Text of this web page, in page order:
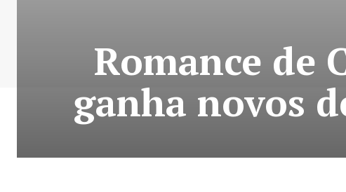
Romance de
ganha novos